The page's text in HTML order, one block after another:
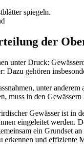
der
unter Druck:
Dazu gehören
unter
muss in den
Gewässer ist in
eingeleitet werden.
ein Grundset
und effiziente